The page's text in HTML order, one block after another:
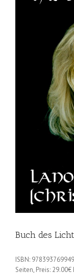
Buch des
ISBN:
Seiten, Preis: